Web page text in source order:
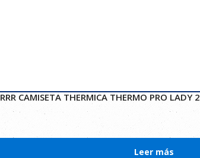
RRR CAMISETA THERMICA THERMO PRO LADY
Leer más